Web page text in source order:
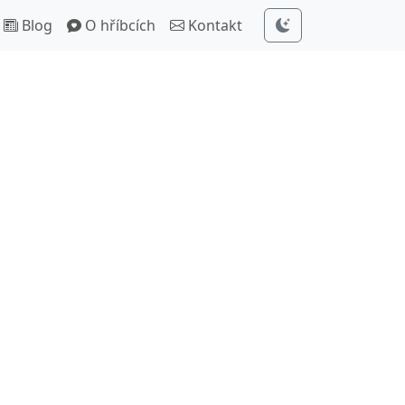
Blog O hříbcích Kontakt